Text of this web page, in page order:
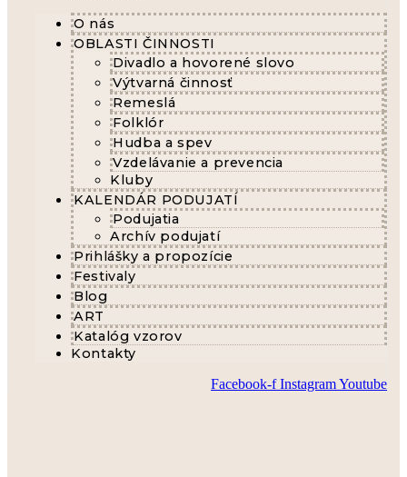
O nás
OBLASTI ČINNOSTI
Divadlo a hovorené slovo
Výtvarná činnosť
Remeslá
Folklór
Hudba a spev
Vzdelávanie a prevencia
Kluby
KALENDÁR PODUJATÍ
Podujatia
Archív podujatí
Prihlášky a propozície
Festivaly
Blog
ART
Katalóg vzorov
Kontakty
Facebook-f InstagramYoutube